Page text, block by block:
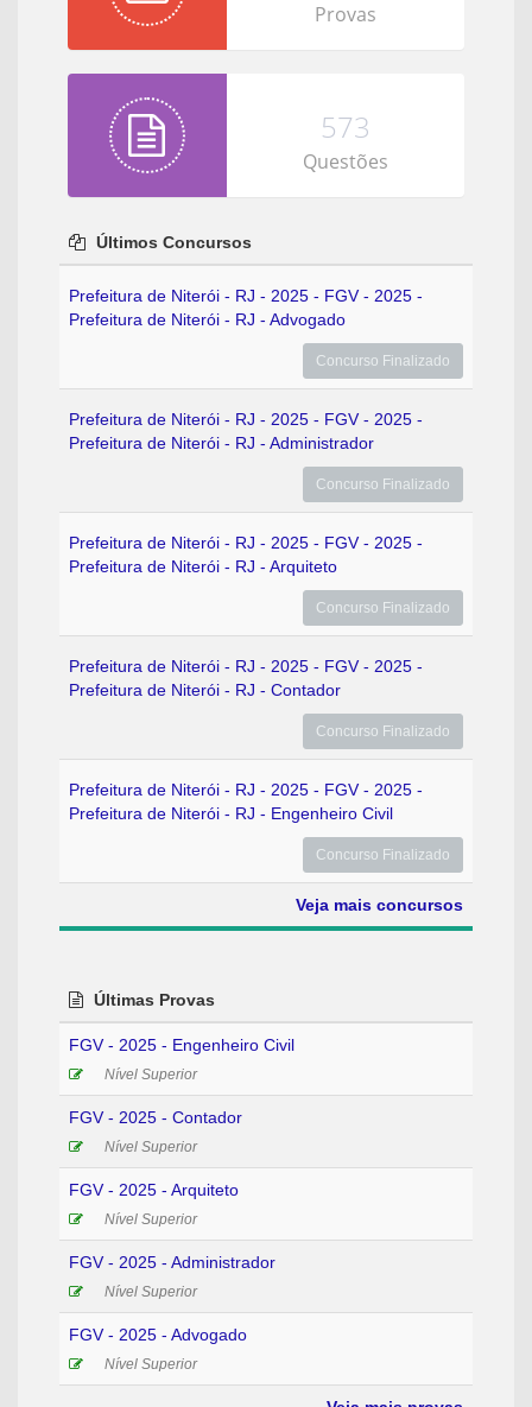
Provas
573
Questões
Últimos Concursos
Prefeitura de Niterói - RJ - 2025 - FGV - 2025 -
Prefeitura de Niterói - RJ - Advogado
Concurso Finalizado
Prefeitura de Niterói - RJ - 2025 - FGV - 2025 -
Prefeitura de Niterói - RJ - Administrador
Concurso Finalizado
Prefeitura de Niterói - RJ - 2025 - FGV - 2025 -
Prefeitura de Niterói - RJ - Arquiteto
Concurso Finalizado
Prefeitura de Niterói - RJ - 2025 - FGV - 2025 -
Prefeitura de Niterói - RJ - Contador
Concurso Finalizado
Prefeitura de Niterói - RJ - 2025 - FGV - 2025 -
Prefeitura de Niterói - RJ - Engenheiro Civil
Concurso Finalizado
Veja mais concursos
Últimas Provas
FGV - 2025 - Engenheiro Civil
Nível Superior
FGV - 2025 - Contador
Nível Superior
FGV - 2025 - Arquiteto
Nível Superior
FGV - 2025 - Administrador
Nível Superior
FGV - 2025 - Advogado
Nível Superior